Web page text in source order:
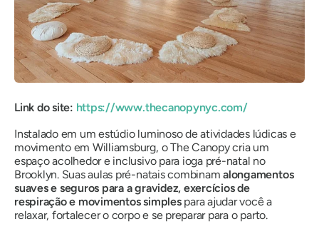
Link do site: https://www.thecanopynyc.com/
Instalado em um estúdio luminoso de atividades lúdicas e
movimento em Williamsburg, o The Canopy cria um
espaço acolhedor e inclusivo para ioga pré-natal no
Brooklyn. Suas aulas pré-natais combinamalongamentos
suaves e seguros para a gravidez, exercícios de
respiração e movimentos simples para ajudar você a
relaxar, fortalecer o corpo e se preparar para o parto.